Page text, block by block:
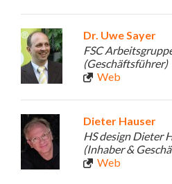
Dr. Uwe Sayer
FSC
(Geschäftsführer)
Web
Dieter Hauser
HS design Dieter
(Inhaber &
Web